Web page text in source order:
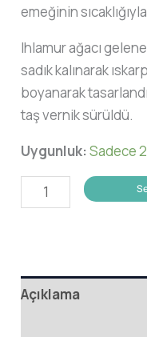
emeğinin
Ihlamur ağacı
sadık kalınarak
boyanarak
taş vernik sürüldü.
Uygunluk: Sadece
Çalıkuşu
Broş
Açıklama